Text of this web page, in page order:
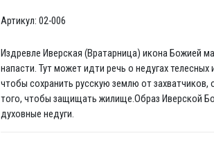
Артикул: 02-006
Издревле Иверская (Вратарница) икона Божией
напасти. Тут может идти речь о недугах
чтобы сохранить русскую землю от
того, чтобы защищать жилище.Образ Иверской
духовные недуги.